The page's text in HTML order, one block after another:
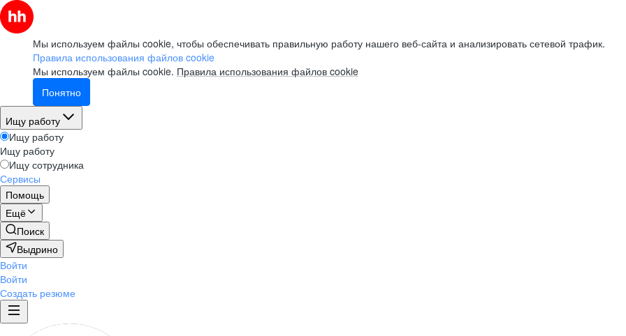
Мы используем файлы cookie, чтобы обеспечивать правильную работу нашего веб-сайта и анализировать сетевой трафик.
Правила использования файлов cookie
Мы используем файлы cookie. Правила использования файлов cookie
Понятно
Ищу работу
Ищу работу
Ищу работу
Ищу сотрудника
Сервисы
Помощь
Ещё
Поиск
Выдрино
Войти
Войти
Создать резюме